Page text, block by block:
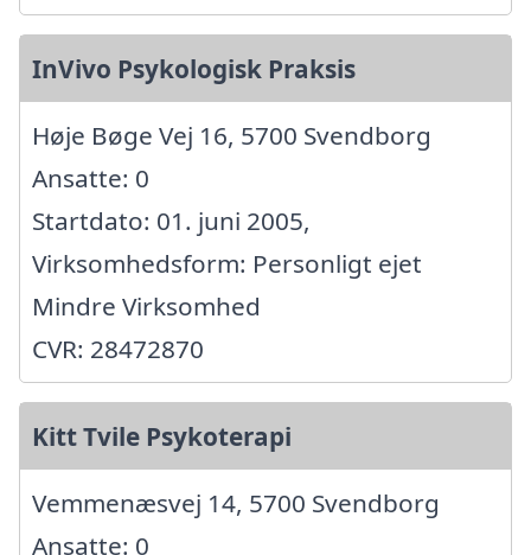
InVivo Psykologisk Praksis
Høje Bøge Vej 16, 5700 Svendborg
Ansatte: 0
Startdato: 01. juni 2005,
Virksomhedsform: Personligt ejet
Mindre Virksomhed
CVR: 28472870
Kitt Tvile Psykoterapi
Vemmenæsvej 14, 5700 Svendborg
Ansatte: 0